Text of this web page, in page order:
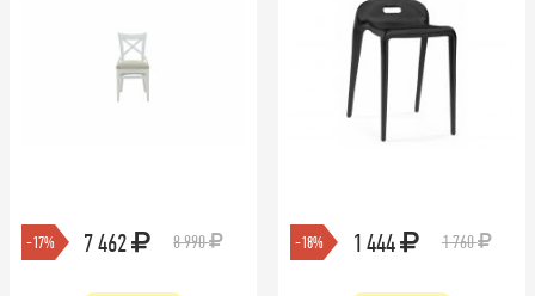
-17% 7 462 8 990 -18% 1 444 1 760